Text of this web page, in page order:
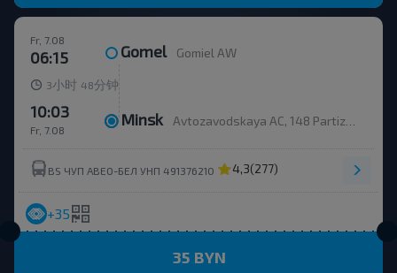
Fr, 7.08
06:15 Gomel Gomiel AW
3 小时 48 分钟
Fr, 7.08
10:03 Minsk Avtozavodskaya AC, 148 Partizansky Ave.
BS ЧУП АВЕО-БЕЛ УНП 491376210 4,3(277)
+35
35 BYN